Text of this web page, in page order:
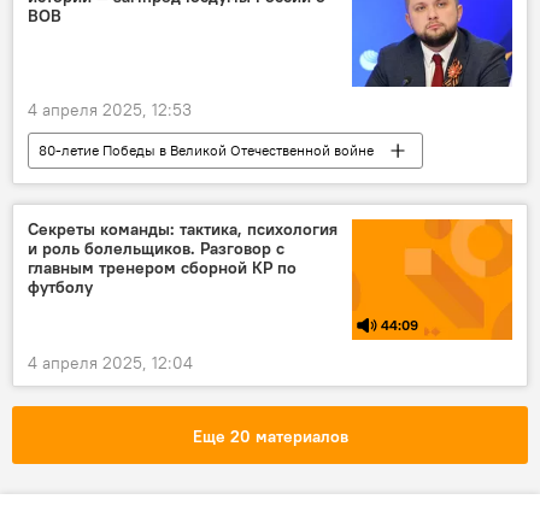
ЕЭК
ВОВ
4 апреля 2025, 12:53
80-летие Победы в Великой Отечественной войне
Кыргызстан
Россия
Бишкек
Великая Отечественная война
Борис Чернышов
история
Секреты команды: тактика, психология
и роль болельщиков. Разговор с
главным тренером сборной КР по
футболу
44:09
4 апреля 2025, 12:04
Еще 20 материалов